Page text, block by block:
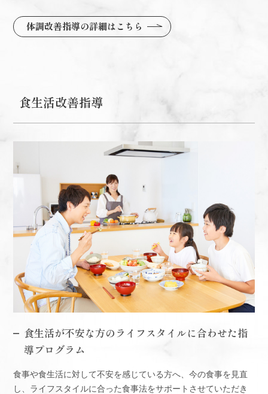
体調改善指導の詳細はこちら
食生活改善指導
食生活が不安な方のライフスタイルに合わせた指
導プログラム
食事や食生活に対して不安を感じている方へ、今の食事​を見直
し、ライフスタイルに合った食事法をサポートさせていただき